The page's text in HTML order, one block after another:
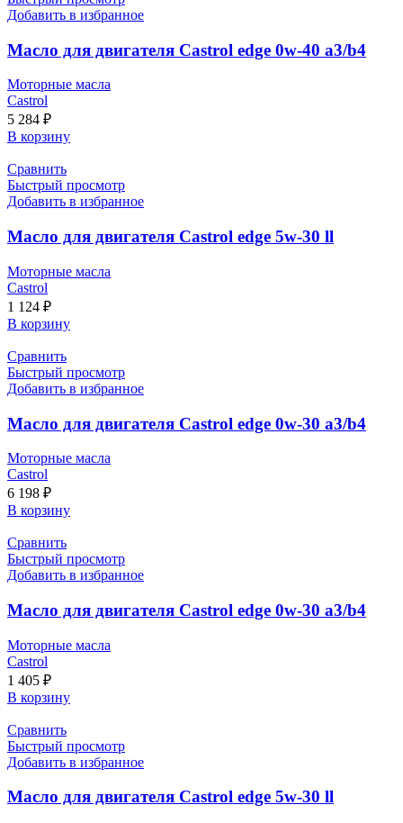
Добавить в избранное
Масло для двигателя Castrol edge 0w-40 a3/b4
Моторные масла
Castrol
5 284 ₽
В корзину
Сравнить
Быстрый просмотр
Добавить в избранное
Масло для двигателя Castrol edge 5w-30 ll
Моторные масла
Castrol
1 124 ₽
В корзину
Сравнить
Быстрый просмотр
Добавить в избранное
Масло для двигателя Castrol edge 0w-30 a3/b4
Моторные масла
Castrol
6 198 ₽
В корзину
Сравнить
Быстрый просмотр
Добавить в избранное
Масло для двигателя Castrol edge 0w-30 a3/b4
Моторные масла
Castrol
1 405 ₽
В корзину
Сравнить
Быстрый просмотр
Добавить в избранное
Масло для двигателя Castrol edge 5w-30 ll